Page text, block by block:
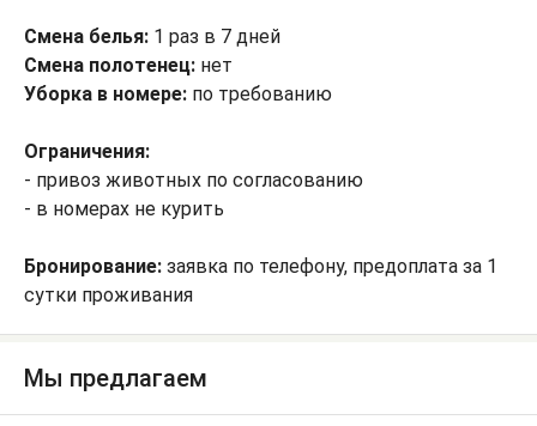
Смена белья: 1 раз в 7 дней
Смена полотенец: нет
Уборка в номере: по требованию
Ограничения:
- привоз животных по согласованию
- в номерах не курить
Бронирование: заявка по телефону, предоплата за 1
сутки проживания
Мы предлагаем